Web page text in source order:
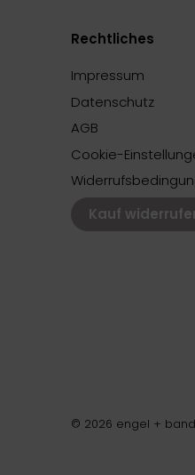
Rechtliches
Impressum
Datenschutz
AGB
Cookie-
Kauf
© 2026 engel +